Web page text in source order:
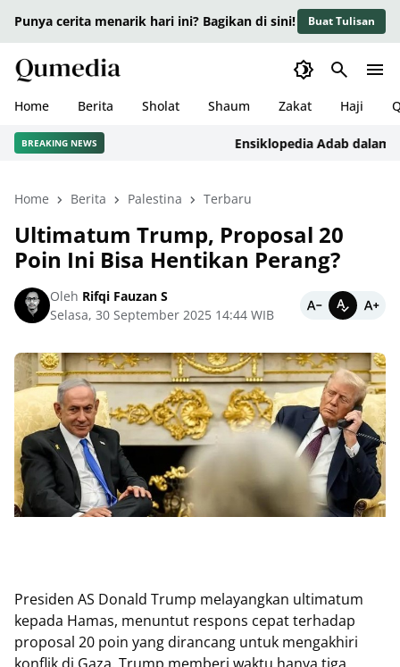
Punya cerita menarik hari ini? Bagikan di sini! Buat Tulisan
Home Berita Sholat Shaum Zakat Haji
BREAKING NEWS Ensiklopedia Adab dalam
Home Berita Palestina Terbaru
Ultimatum Trump, Proposal 20
Poin Ini Bisa Hentikan Perang?
Oleh Rifqi Fauzan S
Selasa, 30 September 2025 14:44 WIB
Presiden AS Donald Trump melayangkan ultimatum
kepada Hamas, menuntut respons cepat terhadap
proposal 20 poin yang dirancang untuk mengakhiri